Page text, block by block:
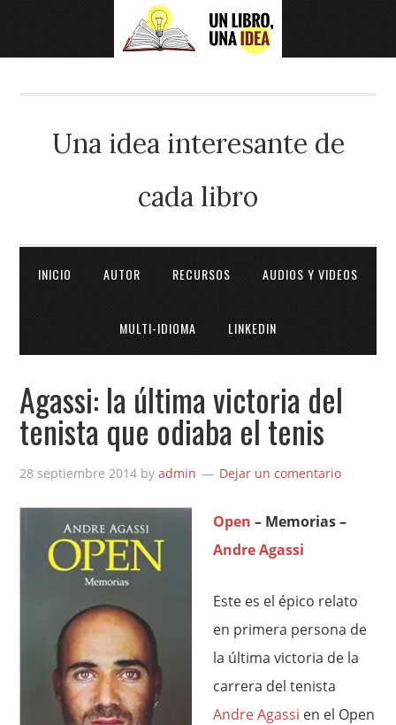
Una idea interesante de
cada libro
INICIO AUTOR RECURSOS AUDIOS Y VIDEOS
MULTI-IDIOMA LINKEDIN
Agassi: la última victoria del
tenista que odiaba el tenis
28 septiembre 2014 byadmin Dejar un comentario
Open – Memorias –
Andre Agassi
Este es el épico relato
en primera persona de
la última victoria de la
carrera del tenista
Andre Agassi en el Open